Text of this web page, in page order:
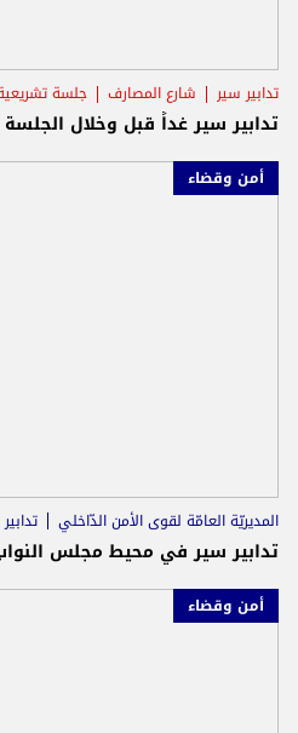
تدابير سير شارع المصارف جلسة
تدابير سير غداً قبل وخلال الجلسة
أمن وقضاء
المديريّة العامّة لقوى الأمن الدّاخلي
تدابير سير في محيط مجلس النواب
أمن وقضاء